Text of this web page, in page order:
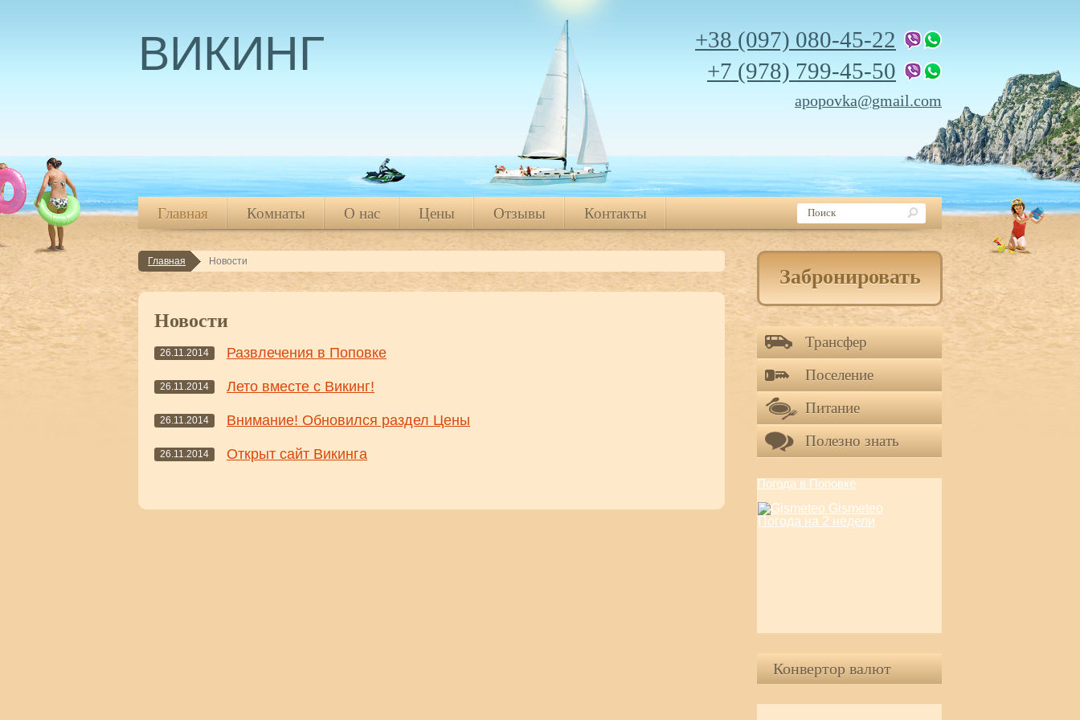
ВИКИНГ
+38 (097) 080-45-22
+7 (978) 799-45-50
apopovka@gmail.com
Главная
Главная
Комнаты
Комнаты
О нас
О нас
Цены
Цены
Отзывы
Отзывы
Контакты
Контакты
Главная Новости
Новости
26.11.2014 Развлечения в Поповке
26.11.2014 Лето вместе с Викинг!
26.11.2014 Внимание! Обновился раздел Цены
26.11.2014 Открыт сайт Викинга
Забронировать
Трансфер
Поселение
Питание
Полезно знать
Погода в Поповке
Gismeteo
Погода на 2 недели
Конвертор валют